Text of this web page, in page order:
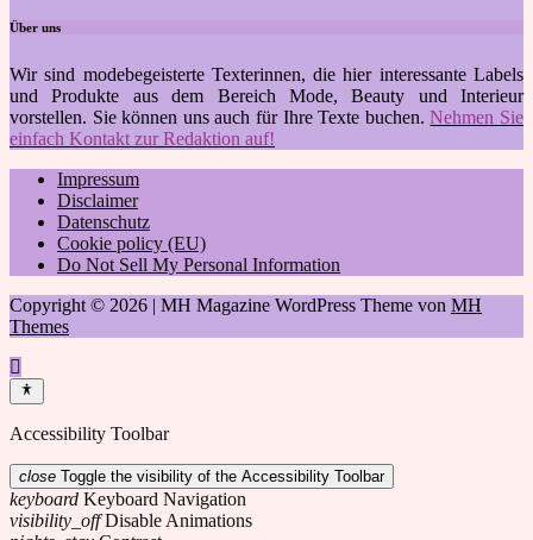
Über uns
Wir sind modebegeisterte Texterinnen, die hier interessante Labels
und Produkte aus dem Bereich Mode, Beauty und Interieur
vorstellen. Sie können uns auch für Ihre Texte buchen. Nehmen Sie
einfach Kontakt zur Redaktion auf!
Impressum
Disclaimer
Datenschutz
Cookie policy (EU)
Do Not Sell My Personal Information
Copyright © 2026 | MH Magazine WordPress Theme von MH
Themes
Accessibility Toolbar
close Toggle the visibility of the Accessibility Toolbar
keyboard Keyboard Navigation
visibility_off Disable Animations